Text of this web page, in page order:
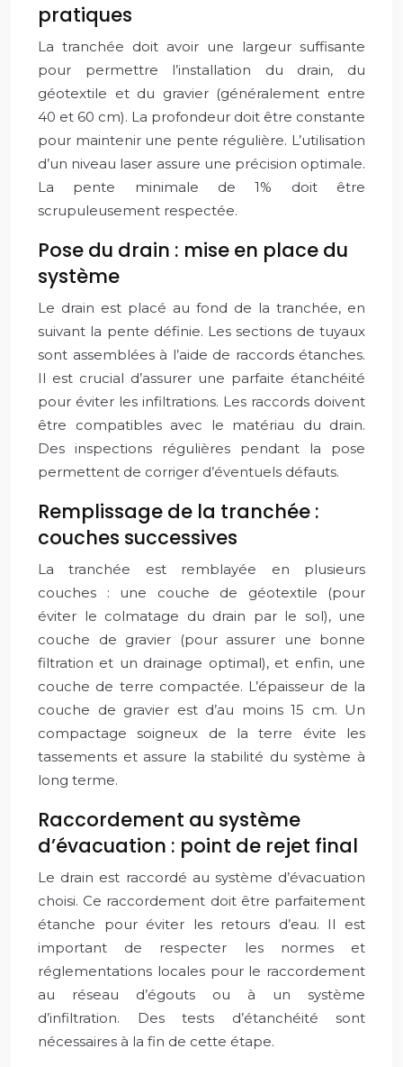
pratiques
La tranchée doit avoir une largeur suffisante
pour permettre l’installation du drain, du
géotextile et du gravier (généralement entre
40 et 60 cm). La profondeur doit être constante
pour maintenir une pente régulière. L’utilisation
d’un niveau laser assure une précision optimale.
La pente minimale de 1% doit être
scrupuleusement respectée.
Pose du drain : mise en place du
système
Le drain est placé au fond de la tranchée, en
suivant la pente définie. Les sections de tuyaux
sont assemblées à l’aide de raccords étanches.
Il est crucial d’assurer une parfaite étanchéité
pour éviter les infiltrations. Les raccords doivent
être compatibles avec le matériau du drain.
Des inspections régulières pendant la pose
permettent de corriger d’éventuels défauts.
Remplissage de la tranchée :
couches successives
La tranchée est remblayée en plusieurs
couches : une couche de géotextile (pour
éviter le colmatage du drain par le sol), une
couche de gravier (pour assurer une bonne
filtration et un drainage optimal), et enfin, une
couche de terre compactée. L’épaisseur de la
couche de gravier est d’au moins 15 cm. Un
compactage soigneux de la terre évite les
tassements et assure la stabilité du système à
long terme.
Raccordement au système
d’évacuation : point de rejet final
Le drain est raccordé au système d’évacuation
choisi. Ce raccordement doit être parfaitement
étanche pour éviter les retours d’eau. Il est
important de respecter les normes et
réglementations locales pour le raccordement
au réseau d’égouts ou à un système
d’infiltration. Des tests d’étanchéité sont
nécessaires à la fin de cette étape.